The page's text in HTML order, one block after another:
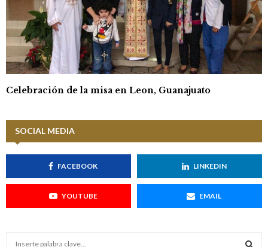
Celebración de la misa en Leon, Guanajuato
SOCIAL MEDIA
FACEBOOK LINKEDIN
YOUTUBE EMAIL